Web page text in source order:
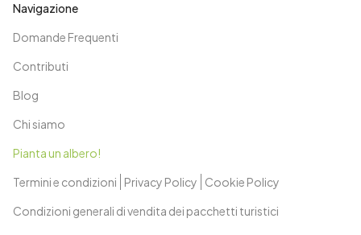
Navigazione
Domande Frequenti
Contributi
Blog
Chi siamo
Pianta un albero!
Termini e condizioni
Privacy Policy
Cookie Policy
Condizioni generali di vendita dei pacchetti turistici